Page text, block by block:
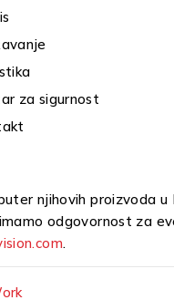
za sigurnost
njihovih proizvoda
odgovornost za
.